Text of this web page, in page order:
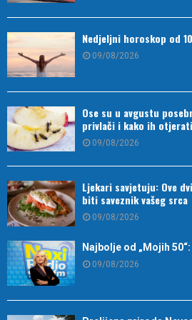
Nedjeljni horoskop od
09/08/2026
Ose su u avgustu
privlači i kako ih otjerati
09/08/2026
Ljekari savjetuju: Ove
biti saveznik vašeg srca
09/08/2026
Najbolje od „Mojih
09/08/2026